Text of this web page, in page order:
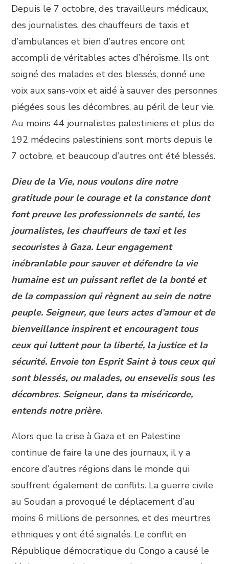
Depuis le 7 octobre, des travailleurs médicaux,
des journalistes, des chauffeurs de taxis et
d’ambulances et bien d’autres encore ont
accompli de véritables actes d’héroïsme. Ils ont
soigné des malades et des blessés, donné une
voix aux sans-voix et aidé à sauver des personnes
piégées sous les décombres, au péril de leur vie.
Au moins 44 journalistes palestiniens et plus de
192 médecins palestiniens sont morts depuis le
7 octobre, et beaucoup d’autres ont été blessés.
Dieu de la Vie, nous voulons dire notre
gratitude pour le courage et la constance dont
font preuve les professionnels de santé, les
journalistes, les chauffeurs de taxi et les
secouristes à Gaza. Leur engagement
inébranlable pour sauver et défendre la vie
humaine est un puissant reflet de la bonté et
de la compassion qui règnent au sein de notre
peuple. Seigneur, que leurs actes d’amour et de
bienveillance inspirent et encouragent tous
ceux qui luttent pour la liberté, la justice et la
sécurité. Envoie ton Esprit Saint à tous ceux qui
sont blessés, ou malades, ou ensevelis sous les
décombres. Seigneur, dans ta miséricorde,
entends notre prière.
Alors que la crise à Gaza et en Palestine
continue de faire la une des journaux, il y a
encore d’autres régions dans le monde qui
souffrent également de conflits. La guerre civile
au Soudan a provoqué le déplacement d’au
moins 6 millions de personnes, et des meurtres
ethniques y ont été signalés. Le conflit en
République démocratique du Congo a causé le